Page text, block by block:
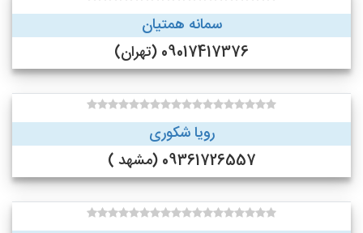
سمانه همتیان
09017417376 (تهران)
رویا شکوری
09361726557 (مشهد )